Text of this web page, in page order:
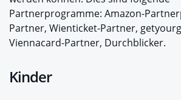
Partnerprogramme: Amazon-
Partner, Wienticket-Partner,
Viennacard-Partner, Durchblicker.
Kinder